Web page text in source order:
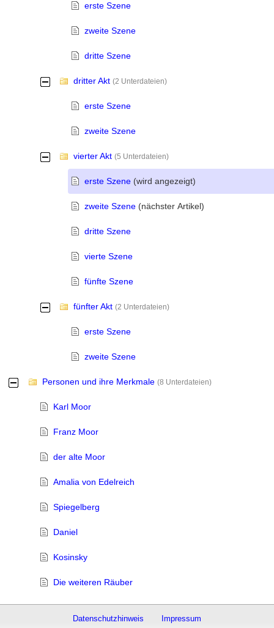
erste Szene
zweite Szene
dritte Szene
- dritter Akt (2 Unterdateien)
erste Szene
zweite Szene
- vierter Akt (5 Unterdateien)
erste Szene(wird angezeigt)
zweite Szene(nächster Artikel)
dritte Szene
vierte Szene
fünfte Szene
- fünfter Akt (2 Unterdateien)
erste Szene
zweite Szene
- Personen und ihre Merkmale (8 Unterdateien)
Karl Moor
Franz Moor
der alte Moor
Amalia von Edelreich
Spiegelberg
Daniel
Kosinsky
Die weiteren Räuber
Datenschutzhinweis Impressum